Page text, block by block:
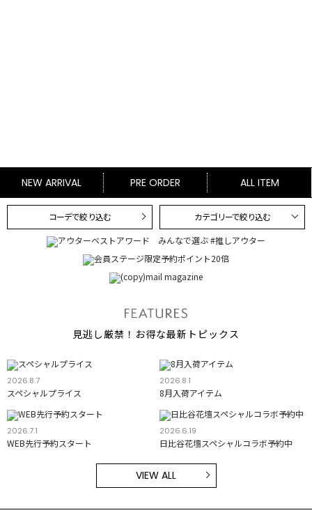
NEW ARRIVAL PRE ORDER ALL ITEM
コーデで絞り込む カテゴリーで絞り込む
見逃し厳禁！お得な最新トピックス
2026.8.7
スペシャルプライス
2026.8.1
8月入荷アイテム
2026.7.1
WEB先行予約スタート
2026.6.19
日比谷花壇スペシャルコラボ予約中
VIEW ALL